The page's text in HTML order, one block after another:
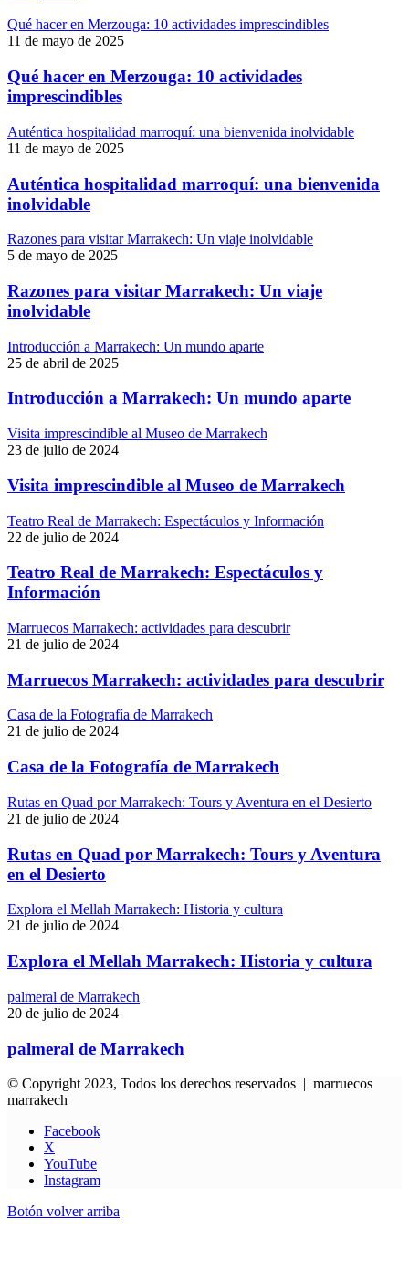
Qué hacer en Merzouga: 10 actividades imprescindibles
11 de mayo de 2025
Qué hacer en Merzouga: 10 actividades
imprescindibles
Auténtica hospitalidad marroquí: una bienvenida inolvidable
11 de mayo de 2025
Auténtica hospitalidad marroquí: una bienvenida
inolvidable
Razones para visitar Marrakech: Un viaje inolvidable
5 de mayo de 2025
Razones para visitar Marrakech: Un viaje
inolvidable
Introducción a Marrakech: Un mundo aparte
25 de abril de 2025
Introducción a Marrakech: Un mundo aparte
Visita imprescindible al Museo de Marrakech
23 de julio de 2024
Visita imprescindible al Museo de Marrakech
Teatro Real de Marrakech: Espectáculos y Información
22 de julio de 2024
Teatro Real de Marrakech: Espectáculos y
Información
Marruecos Marrakech: actividades para descubrir
21 de julio de 2024
Marruecos Marrakech: actividades para descubrir
Casa de la Fotografía de Marrakech
21 de julio de 2024
Casa de la Fotografía de Marrakech
Rutas en Quad por Marrakech: Tours y Aventura en el Desierto
21 de julio de 2024
Rutas en Quad por Marrakech: Tours y Aventura
en el Desierto
Explora el Mellah Marrakech: Historia y cultura
21 de julio de 2024
Explora el Mellah Marrakech: Historia y cultura
palmeral de Marrakech
20 de julio de 2024
palmeral de Marrakech
© Copyright 2023, Todos los derechos reservados | marruecos
marrakech
Facebook
X
YouTube
Instagram
Botón volver arriba